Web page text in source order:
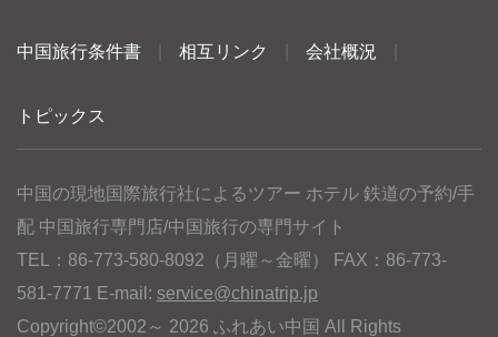
中国旅行条件書 相互リンク 会社概況
トピックス
中国の現地国際旅行社によるツアー ホテル 鉄道の予約/手
配 中国旅行専門店/中国旅行の専門サイト
TEL：86-773-580-8092（月曜～金曜） FAX：86-773-
581-7771 E-mail: service@chinatrip.jp
Copyright©2002～ 2026 ふれあい中国 All Rights